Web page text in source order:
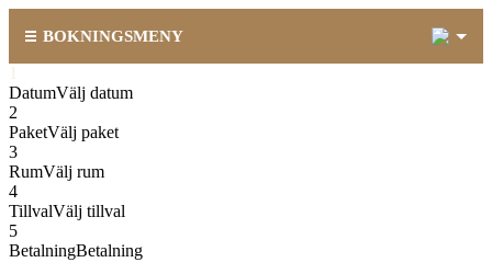
BOKNINGSMENY
DatumVälj datum
2
PaketVälj paket
3
RumVälj rum
4
TillvalVälj tillval
5
BetalningBetalning